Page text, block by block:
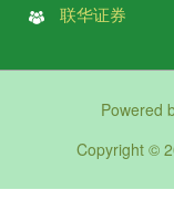
联华证券
Powered
Copyright ©